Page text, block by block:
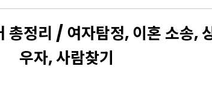
총정리 / 여자탐정, 이혼 소송,
우자, 사람찾기